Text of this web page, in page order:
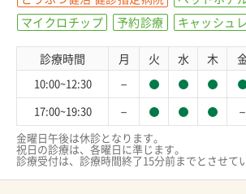
マイクロチップ
予約診療 キャッシュ
診療時間 月 火 水 木
10:00~12:30 －
17:00~19:30 － －
金曜日午後は休診となります。
祝日の診療は、各曜日に準じます。
診療受付は、診療時間終了15分前までとさせて